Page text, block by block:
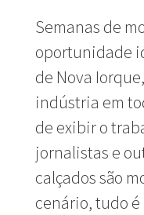
Semanas de
oportunidade
de Nova
indústria em
de exibir o
jornalistas e
calçados são
cenário, tudo